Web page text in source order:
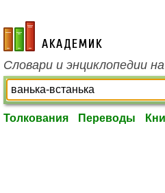
academic.ru
Словари и энциклопедии
Толкования Переводы